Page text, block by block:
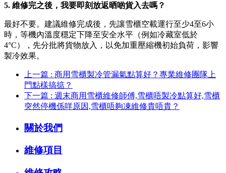
5. 維修完之後，我要即刻放返晒啲貨入去嗎？
最好不要。建議維修完成後，先讓雪櫃空載運行至少4至6小
時，等機內溫度穩定下降至安全水平（例如冷藏室低於
4°C），先分批將貨物放入，以免加重壓縮機初始負荷，影響
製冷效果。
上一篇 : 商用雪櫃製冷管漏氣點算好？專業維修團隊上
門點樣搞掂？
下一篇 : 週末商用雪櫃維修師傅,雪櫃唔製冷點算好,雪櫃
突然停機係咩原因,雪櫃唔夠凍維修貴唔貴？
關於我們
維修項目